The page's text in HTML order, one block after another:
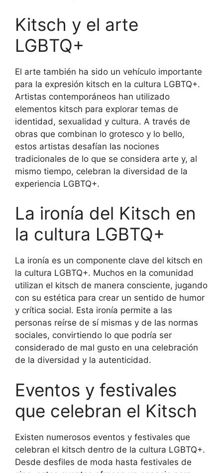
Kitsch y el arte
LGBTQ+
El arte también ha sido un vehículo importante
para la expresión kitsch en la cultura LGBTQ+.
Artistas contemporáneos han utilizado
elementos kitsch para explorar temas de
identidad, sexualidad y cultura. A través de
obras que combinan lo grotesco y lo bello,
estos artistas desafían las nociones
tradicionales de lo que se considera arte y, al
mismo tiempo, celebran la diversidad de la
experiencia LGBTQ+.
La ironía del Kitsch en
la cultura LGBTQ+
La ironía es un componente clave del kitsch en
la cultura LGBTQ+. Muchos en la comunidad
utilizan el kitsch de manera consciente, jugando
con su estética para crear un sentido de humor
y crítica social. Esta ironía permite a las
personas reírse de sí mismas y de las normas
sociales, convirtiendo lo que podría ser
considerado de mal gusto en una celebración
de la diversidad y la autenticidad.
Eventos y festivales
que celebran el Kitsch
Existen numerosos eventos y festivales que
celebran el kitsch dentro de la cultura LGBTQ+.
Desde desfiles de moda hasta festivales de